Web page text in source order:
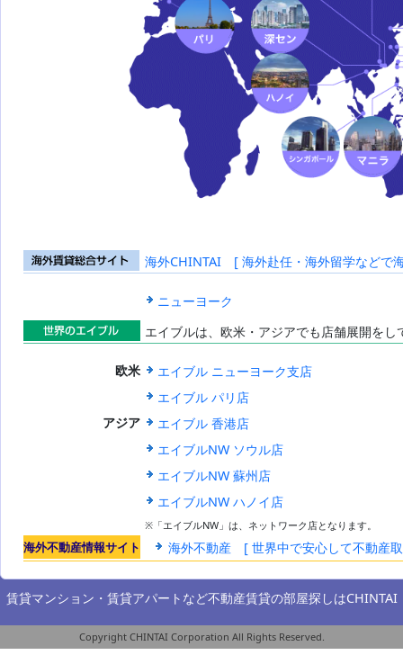
海外賃貸総合
海外CHINTAI [ 海外赴任・海外留学などで
ニューヨーク
世界のエイブ
エイブルは、欧米・アジアでも店舗展開を
欧米
エイブル ニューヨーク支店
エイブル パリ店
アジア
エイブル 香港店
エイブルNW ソウル店
エイブルNW 蘇州店
エイブルNW ハノイ店
※「エイブルNW」は、ネットワーク店となります。
海外不動産情報サイト 海外不動産 [ 世界中で安心して不動産
賃貸マンション・賃貸アパートなど不動産賃貸の部屋探しはCHINTAI
Copyright CHINTAI Corporation All Rights Reserved.